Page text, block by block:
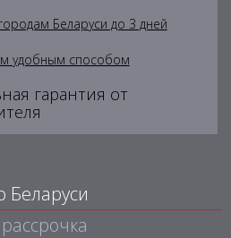
Беларуси до 3 дней
удобным способом
гарантия от
Беларуси